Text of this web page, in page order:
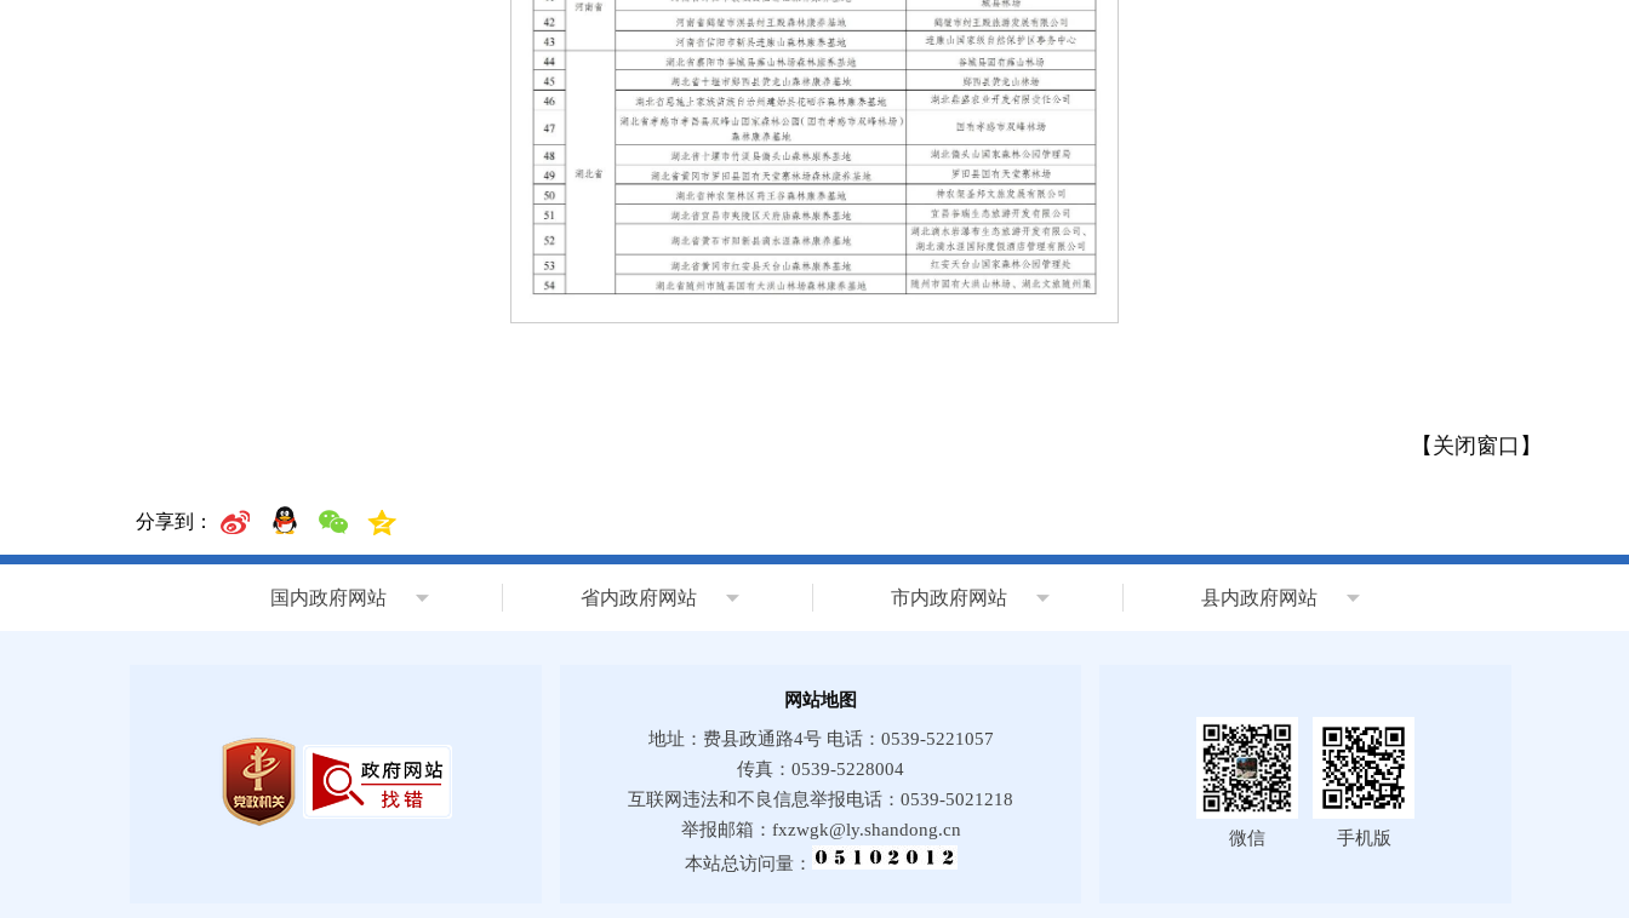
【 关闭窗口 】
分享到：
国内政府网站 省内政府网站 市内政府网站 县内政府网站
网站地图
地址：费县政通路4号 电话：0539-5221057
传真：0539-5228004
互联网违法和不良信息举报电话：0539-5021218
举报邮箱：fxzwgk@ly.shandong.cn
本站总访问量：
微信 手机版